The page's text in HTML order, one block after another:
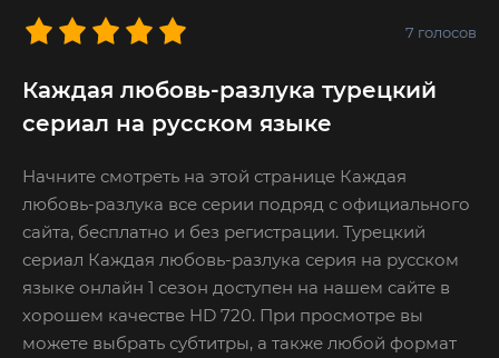
7 голосов
Каждая любовь-разлука турецкий
сериал на русском языке
Начните смотреть на этой странице Каждая
любовь-разлука все серии подряд с официального
сайта, бесплатно и без регистрации. Турецкий
сериал Каждая любовь-разлука серия на русском
языке онлайн 1 сезон доступен на нашем сайте в
хорошем качестве HD 720. При просмотре вы
можете выбрать субтитры, а также любой формат